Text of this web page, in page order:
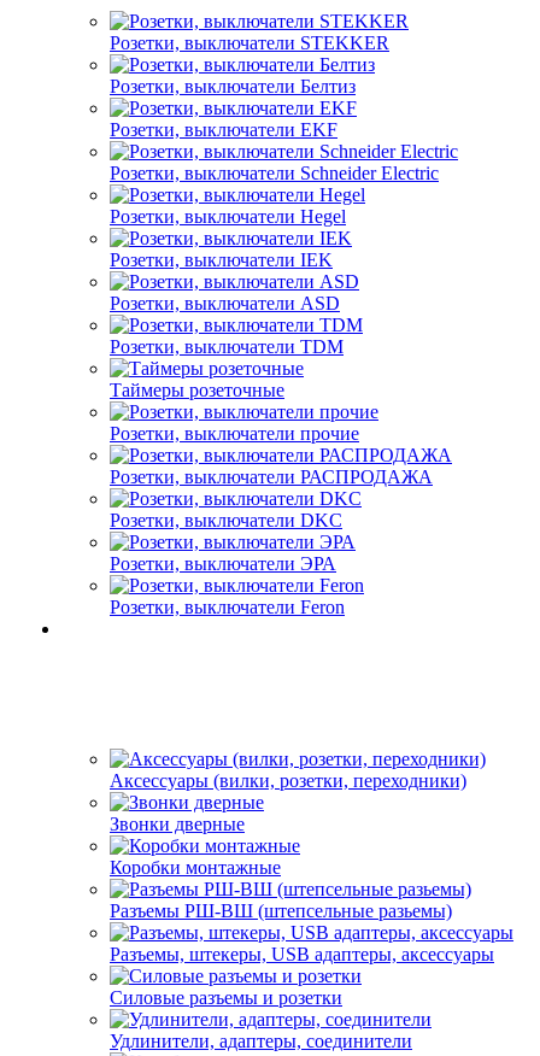
Розетки, выключатели STEKKER
Розетки, выключатели Белтиз
Розетки, выключатели EKF
Розетки, выключатели Schneider Electric
Розетки, выключатели Hegel
Розетки, выключатели IEK
Розетки, выключатели ASD
Розетки, выключатели TDM
Таймеры розеточные
Розетки, выключатели прочие
Розетки, выключатели РАСПРОДАЖА
Розетки, выключатели DKC
Розетки, выключатели ЭРА
Розетки, выключатели Feron
Аксессуары (вилки, розетки, переходники)
Звонки дверные
Коробки монтажные
Разъемы РШ-ВШ (штепсельные разьемы)
Разъемы, штекеры, USB адаптеры, аксессуары
Силовые разъемы и розетки
Удлинители, адаптеры, соединители